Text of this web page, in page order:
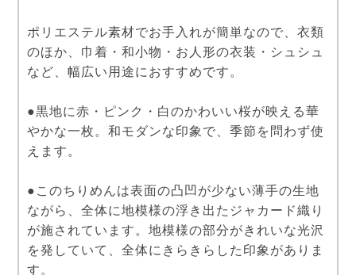
ポリエステル素材でお手入れが簡単なので、衣類
のほか、巾着・和小物・お人形の衣装・シュシュ
など、幅広い用途におすすめです。
●黒地に赤・ピンク・白のかわいい桜が映える華
やかな一枚。和モダンな印象で、季節を問わず使
えます。
●このちりめんは表面の凸凹が少ない薄手の生地
ながら、全体に地模様の浮き出たジャカード織り
が施されています。地模様の部分がきれいな光沢
を発していて、全体にきらきらした印象がありま
す。